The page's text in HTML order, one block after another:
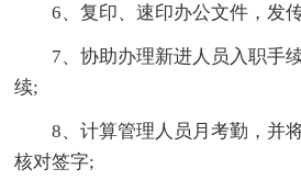
6、复印、速印办公文件，发
7、协助办理新进人员入职手
续;
8、计算管理人员月考勤，并将
核对签字;